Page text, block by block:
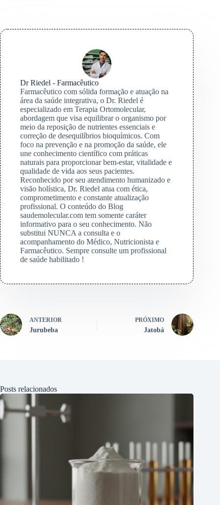
Dr Riedel - Farmacêutico
Farmacêutico com sólida formação e atuação na
área da saúde integrativa, o Dr. Riedel é
especializado em Terapia Ortomolecular,
abordagem que visa equilibrar o organismo por
meio da reposição de nutrientes essenciais e
correção de desequilíbrios bioquímicos. Com
foco na prevenção e na promoção da saúde, ele
une conhecimento científico com práticas
naturais para proporcionar bem-estar, vitalidade e
qualidade de vida aos seus pacientes.
Reconhecido por seu atendimento humanizado e
visão holística, Dr. Riedel atua com ética,
comprometimento e constante atualização
profissional. O conteúdo do Blog
saudemolecular.com tem somente caráter
informativo para o seu conhecimento. Não
substitui NUNCA a consulta e o
acompanhamento do Médico, Nutricionista e
Farmacêutico. Sempre consulte um profissional
de saúde habilitado !
ANTERIOR
Jurubeba
PRÓXIMO
Jatobá
Posts relacionados